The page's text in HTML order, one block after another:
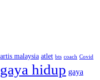
artis malaysia atlet bts coach Covid
gaya hidup gaya